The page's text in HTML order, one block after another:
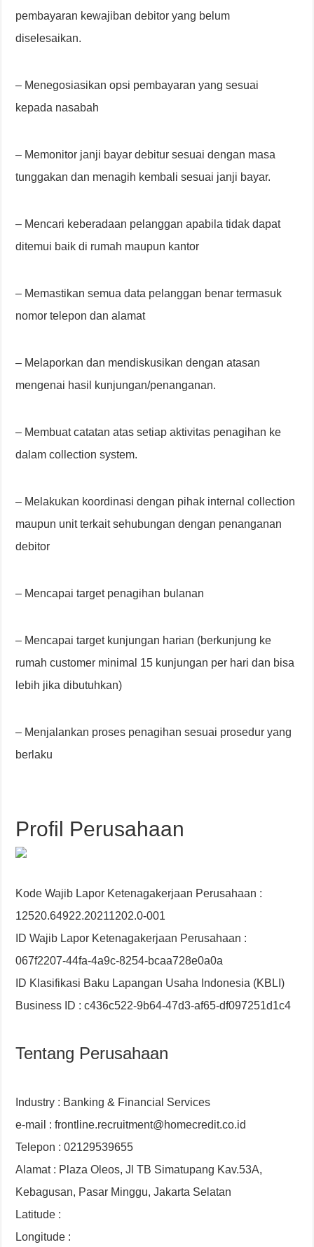
pembayaran kewajiban debitor yang belum
diselesaikan.
– Menegosiasikan opsi pembayaran yang sesuai
kepada nasabah
– Memonitor janji bayar debitur sesuai dengan masa
tunggakan dan menagih kembali sesuai janji bayar.
– Mencari keberadaan pelanggan apabila tidak dapat
ditemui baik di rumah maupun kantor
– Memastikan semua data pelanggan benar termasuk
nomor telepon dan alamat
– Melaporkan dan mendiskusikan dengan atasan
mengenai hasil kunjungan/penanganan.
– Membuat catatan atas setiap aktivitas penagihan ke
dalam collection system.
– Melakukan koordinasi dengan pihak internal collection
maupun unit terkait sehubungan dengan penanganan
debitor
– Mencapai target penagihan bulanan
– Mencapai target kunjungan harian (berkunjung ke
rumah customer minimal 15 kunjungan per hari dan bisa
lebih jika dibutuhkan)
– Menjalankan proses penagihan sesuai prosedur yang
berlaku
Profil Perusahaan
Kode Wajib Lapor Ketenagakerjaan Perusahaan :
12520.64922.20211202.0-001
ID Wajib Lapor Ketenagakerjaan Perusahaan :
067f2207-44fa-4a9c-8254-bcaa728e0a0a
ID Klasifikasi Baku Lapangan Usaha Indonesia (KBLI)
Business ID : c436c522-9b64-47d3-af65-df097251d1c4
Tentang Perusahaan
Industry : Banking & Financial Services
e-mail : frontline.recruitment@homecredit.co.id
Telepon : 02129539655
Alamat : Plaza Oleos, Jl TB Simatupang Kav.53A,
Kebagusan, Pasar Minggu, Jakarta Selatan
Latitude :
Longitude :